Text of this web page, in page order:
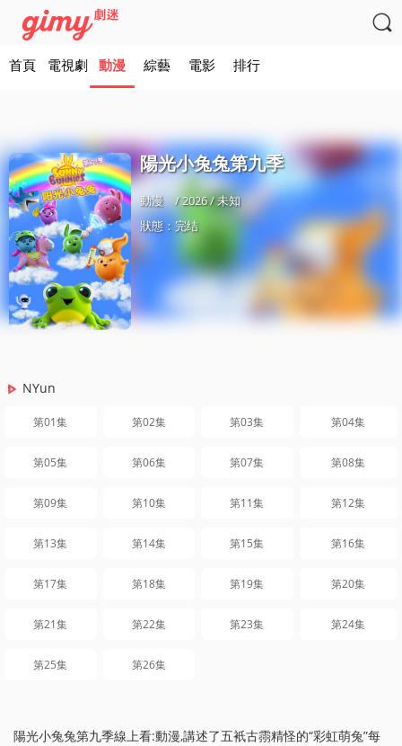

首頁 電視劇 動漫 綜藝 電影 排行
陽光小兔兔第九季
動漫 / 2026 / 未知
狀態：完结
NYun
第01集 第02集 第03集 第04集
第05集 第06集 第07集 第08集
第09集 第10集 第11集 第12集
第13集 第14集 第15集 第16集
第17集 第18集 第19集 第20集
第21集 第22集 第23集 第24集
第25集 第26集
陽光小兔兔第九季線上看:動漫,講述了五衹古霛精怪的“彩虹萌兔”每